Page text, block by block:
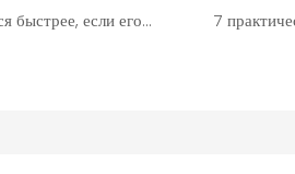
Будет ли мясо мариноваться быстрее, если его запечатать в вакуумную упаковку?